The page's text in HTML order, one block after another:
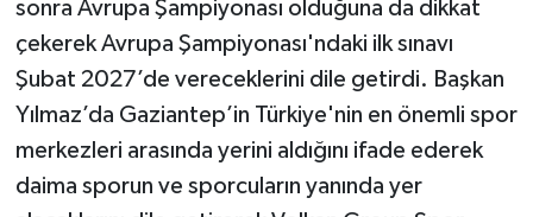
sonra Avrupa Şampiyonası olduğuna da dikkat
çekerek Avrupa Şampiyonası'ndaki ilk sınavı
Şubat 2027’de vereceklerini dile getirdi. Başkan
Yılmaz’da Gaziantep’in Türkiye'nin en önemli spor
merkezleri arasında yerini aldığını ifade ederek
daima sporun ve sporcuların yanında yer